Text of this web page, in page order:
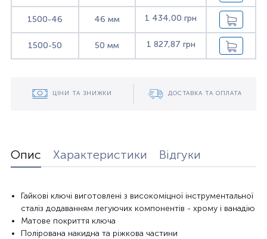
1500-46 46 мм 1 434,00 грн
1500-50 50 мм 1 827,87 грн
ЦІНИ ТА ЗНИЖКИ ДОСТАВКА ТА ОПЛАТА
Опис Характеристики Відгуки
Гайкові ключі виготовлені з високоміцної інструментальної
сталіз додаванням легуючих компонентів - хрому і ванадію
Матове покриття ключа
Полірована накидна та ріжкова частини